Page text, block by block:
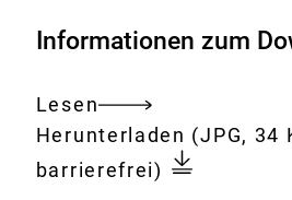
Informationen zum
Lesen
Gesamtes
Dokument
Download:
Herunterladen Dorsch
(JPG, 34
barrierefrei)